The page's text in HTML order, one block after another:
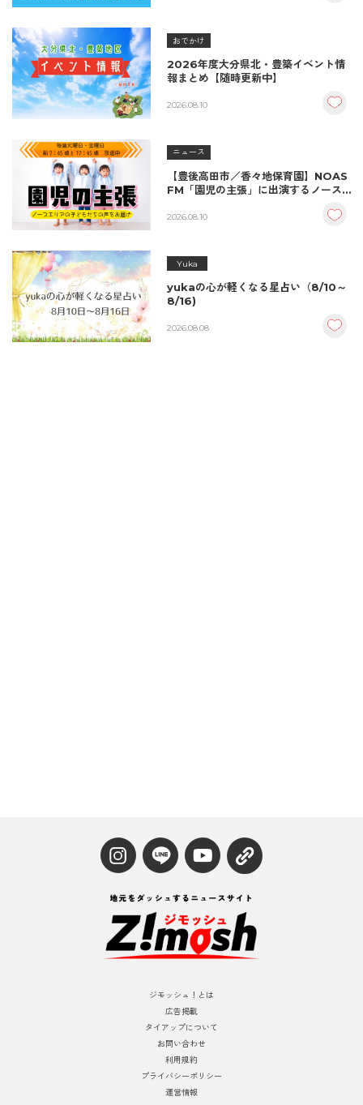
おでかけ
2026年度大分県北・豊築イベント情
報まとめ【随時更新中】
2026.08.10
ニュース
【豊後高田市／香々地保育園】NOAS
FM「園児の主張」に出演するノース
2026.08.10
Yuka
yukaの心が軽くなる星占い（8/10～
8/16)
2026.08.08
ジモッシュ！とは
広告掲載
タイアップについて
お問い合わせ
利用規約
プライバシーポリシー
運営情報